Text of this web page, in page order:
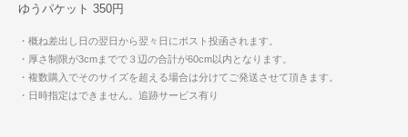
ゆうパケット 350円
・概ね差出し日の翌日から翌々日にポスト投函されます。
・厚さ制限が3cmまでで３辺の合計が60cm以内となります。
・複数購入でそのサイズを超える場合は分けてご発送させて頂きます。
・日時指定はできません。追跡サービス有り